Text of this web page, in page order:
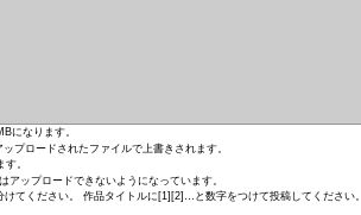
になります。
プロードされたファイルで上書きされます。
。
ップロードできないようになっています。
てください。 作品タイトルに[1][2]…と数字をつけて投稿してください。